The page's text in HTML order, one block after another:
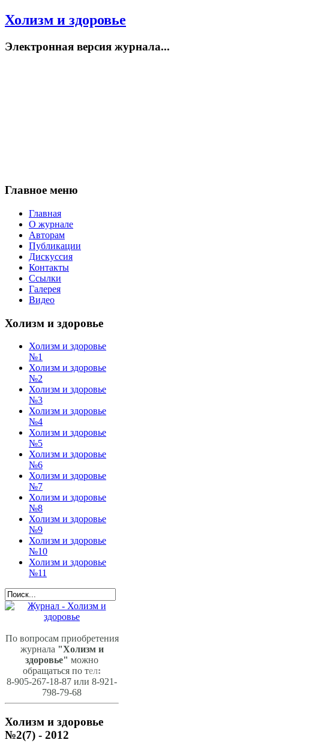
Холизм и здоровье
Электронная версия журнала...
Главное меню
Главная
О журнале
Авторам
Публикации
Дискуссия
Контакты
Ссылки
Галерея
Видео
Холизм и здоровье
Холизм и здоровье
№1
Холизм и здоровье
№2
Холизм и здоровье
№3
Холизм и здоровье
№4
Холизм и здоровье
№5
Холизм и здоровье
№6
Холизм и здоровье
№7
Холизм и здоровье
№8
Холизм и здоровье
№9
Холизм и здоровье
№10
Холизм и здоровье
№11
По вопросам приобретения
журнала "Холизм и
здоровье" можно
обращаться по тел:
8-905-267-18-87 или 8-921-
798-79-68
Холизм и здоровье
№2(7) - 2012